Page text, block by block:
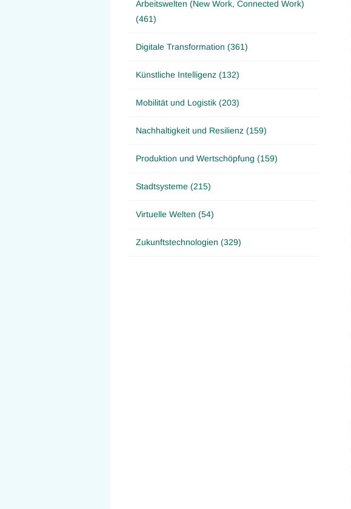
Arbeitswelten (New Work, Connected Work)
(461)
Digitale Transformation (361)
Künstliche Intelligenz (132)
Mobilität und Logistik (203)
Nachhaltigkeit und Resilienz (159)
Produktion und Wertschöpfung (159)
Stadtsysteme (215)
Virtuelle Welten (54)
Zukunftstechnologien (329)